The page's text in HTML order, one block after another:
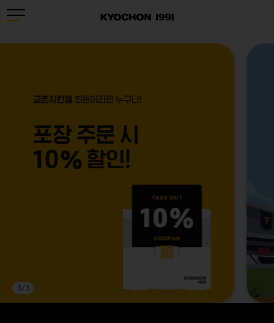
3/ 3